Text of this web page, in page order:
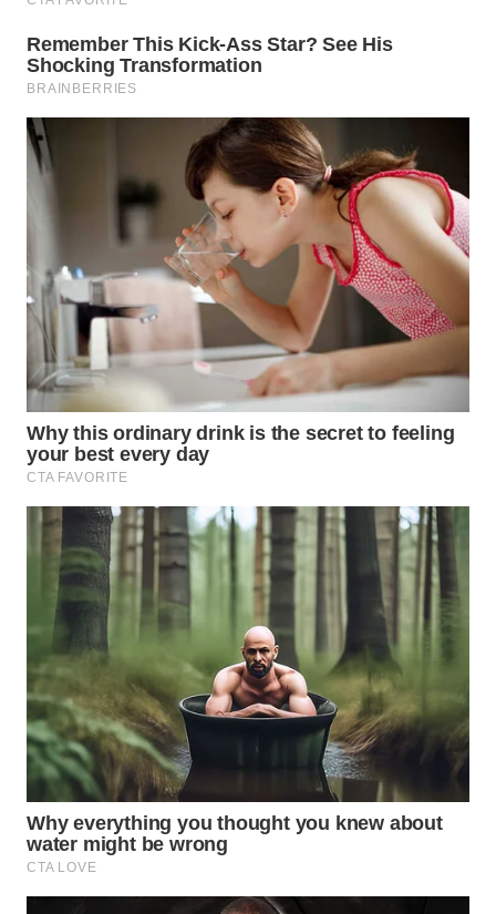
PRIANGAN
TIMUR
SEMARANG
WN
BOROBUDUR
WN
MADURA
WN
WN
NATUNA
BINTAN
WN
MANDALIKA
WN
LIKUPANG
WN
LABUANBAJO